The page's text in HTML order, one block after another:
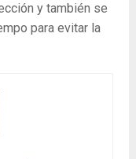
y también se
para evitar la